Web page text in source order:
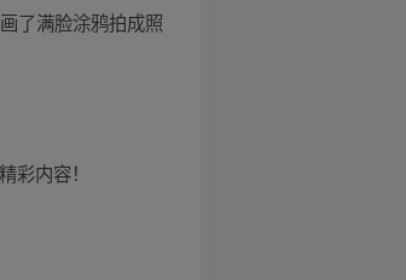
了满脸涂鸦拍成照
内容！